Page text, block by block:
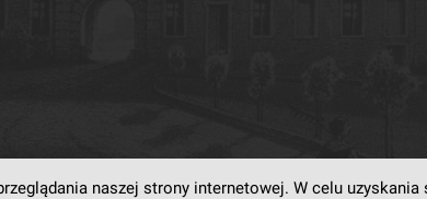
naszej strony internetowej. W celu uzyskania